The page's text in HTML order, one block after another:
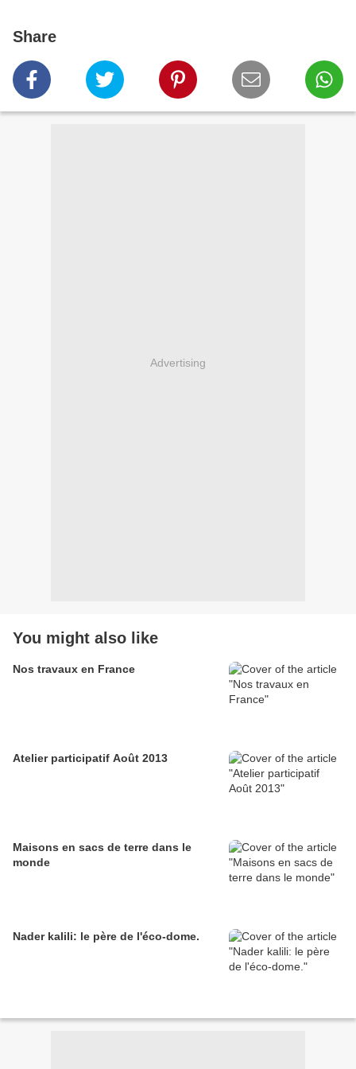
Share
Advertising
You might also like
Nos travaux en France
Atelier participatif Août 2013
Maisons en sacs de terre dans le
monde
Nader kalili: le père de l'éco-dome.